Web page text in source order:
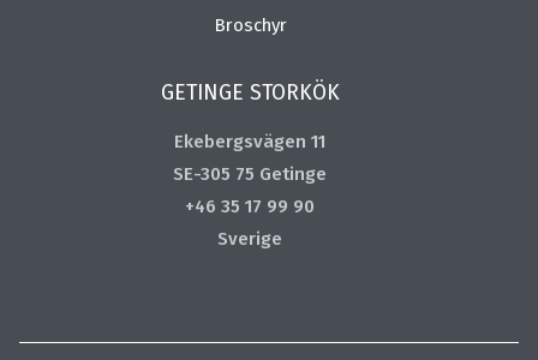
Broschyr
GETINGE STORKÖK
Ekebergsvägen 11
SE-305 75 Getinge
+46 35 17 99 90
Sverige